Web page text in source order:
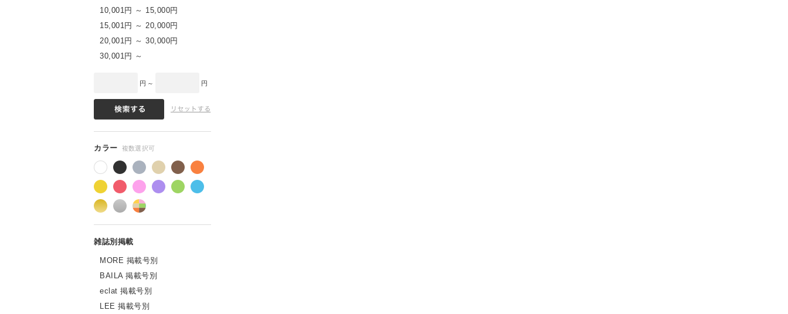
10,001円 ～ 15,000円
15,001円 ～ 20,000円
20,001円 ～ 30,000円
30,001円 ～
円 ～ 円
MORE 掲載号別
BAILA 掲載号別
eclat 掲載号別
LEE 掲載号別